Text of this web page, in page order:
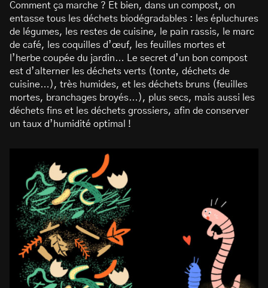
Comment ça marche ? Et bien, dans un compost, on
entasse tous les déchets biodégradables : les épluchures
de légumes, les restes de cuisine, le pain rassis, le marc
de café, les coquilles d’œuf, les feuilles mortes et
l’herbe coupée du jardin… Le secret d’un bon compost
est d’alterner les déchets verts (tonte, déchets de
cuisine…), très humides, et les déchets bruns (feuilles
mortes, branchages broyés…), plus secs, mais aussi les
déchets fins et les déchets grossiers, afin de conserver
un taux d’humidité optimal !